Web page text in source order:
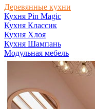
Деревянные кухни
Кухня Pin Magic
Кухня Классик
Кухня Хлоя
Кухня Шампань
Модульная мебель